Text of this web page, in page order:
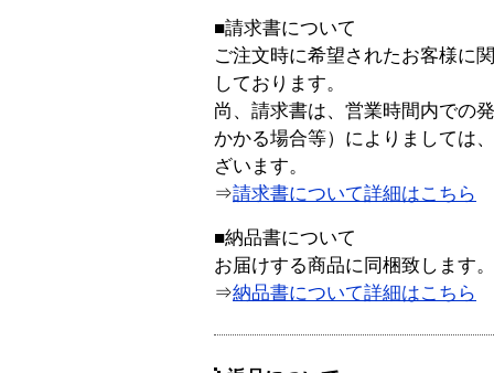
■請求書について
ご注文時に希望されたお客様に
しております。
尚、請求書は、営業時間内での
かかる場合等）によりましては
ざいます。
⇒請求書について詳細はこちら
■納品書について
お届けする商品に同梱致します。
⇒納品書について詳細はこちら